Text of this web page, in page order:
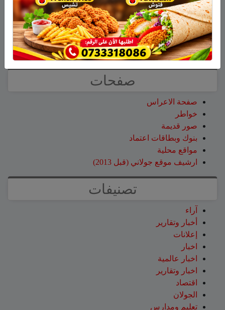
نتخلص منها بعد استعمالها؟
طليع محمودعلىهل أصبح الزوج أو الزوجة مجرد سلعة
نتخلص منها بعد استعمالها؟
عبد اللهعلى
14 طاقم إطفاء والعديد من طائرات إطفاء
الحرائق لإخماد الحريق قرب عين قنية – فيديو
صفحات
صفحة الاعراس
خواطر
صور قديمة
بنوك وبطاقات اعتماد
مواقع محلية
ارشيف موقع جولاني (قبل 2013)
تصنيفات
آراء
أخبار وتقارير
إعلانات
اخبار
اخبار عالمية
اخبار وتقارير
اقتصاد
الجولان
تعليم ومدارس